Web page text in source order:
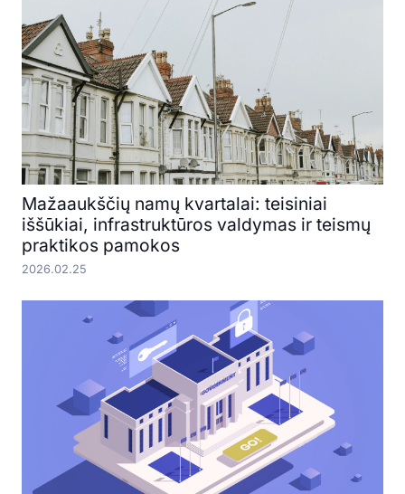
Mažaaukščių namų kvartalai: teisiniai
iššūkiai, infrastruktūros valdymas ir teismų
praktikos pamokos
2026.02.25